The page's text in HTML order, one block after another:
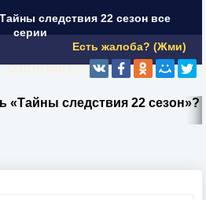
следствия 22 сезон все
серии
Есть жалоба? (Жми)
0/10 (0чел.)
«Тайны следствия 22 сезон»?